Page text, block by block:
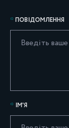
ПОВІДОМЛЕННЯ
ІМ'Я